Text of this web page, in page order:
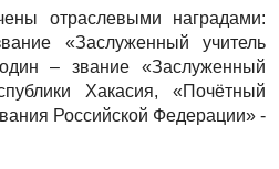
отраслевыми наградами:
«Заслуженный учитель
– звание «Заслуженный
Хакасия, «Почётный
Российской Федерации» -